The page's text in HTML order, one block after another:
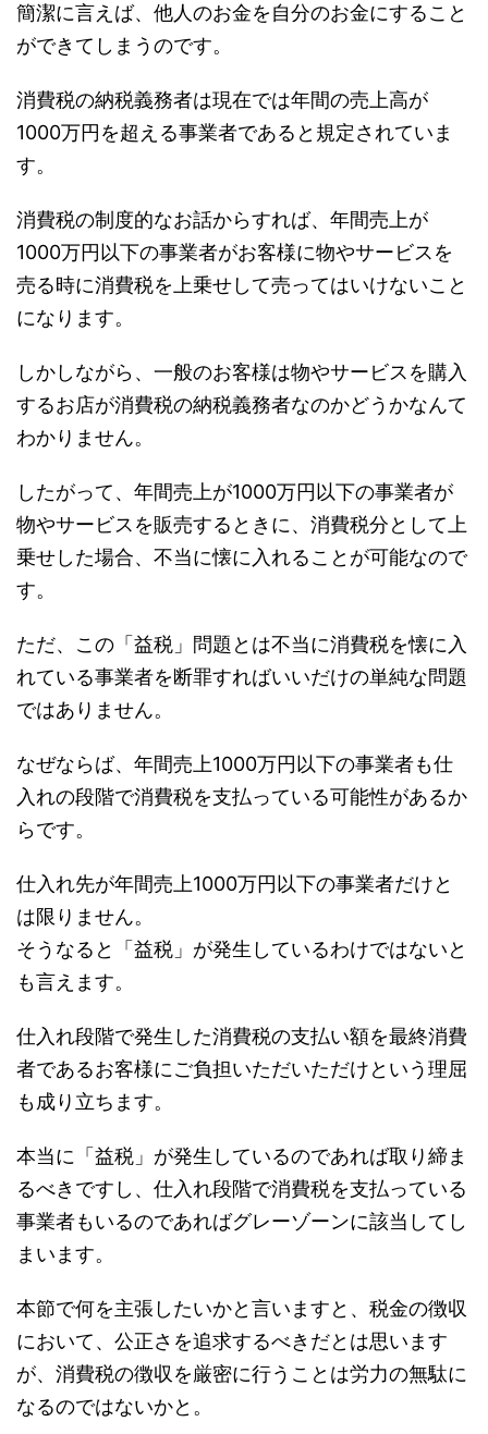
簡潔に言えば、他人のお金を自分のお金にすること
ができてしまうのです。
消費税の納税義務者は現在では年間の売上高が
1000万円を超える事業者であると規定されていま
す。
消費税の制度的なお話からすれば、年間売上が
1000万円以下の事業者がお客様に物やサービスを
売る時に消費税を上乗せして売ってはいけないこと
になります。
しかしながら、一般のお客様は物やサービスを購入
するお店が消費税の納税義務者なのかどうかなんて
わかりません。
したがって、年間売上が1000万円以下の事業者が
物やサービスを販売するときに、消費税分として上
乗せした場合、不当に懐に入れることが可能なので
す。
ただ、この「益税」問題とは不当に消費税を懐に入
れている事業者を断罪すればいいだけの単純な問題
ではありません。
なぜならば、年間売上1000万円以下の事業者も仕
入れの段階で消費税を支払っている可能性があるか
らです。
仕入れ先が年間売上1000万円以下の事業者だけと
は限りません。
そうなると「益税」が発生しているわけではないと
も言えます。
仕入れ段階で発生した消費税の支払い額を最終消費
者であるお客様にご負担いただいただけという理屈
も成り立ちます。
本当に「益税」が発生しているのであれば取り締ま
るべきですし、仕入れ段階で消費税を支払っている
事業者もいるのであればグレーゾーンに該当してし
まいます。
本節で何を主張したいかと言いますと、税金の徴収
において、公正さを追求するべきだとは思います
が、消費税の徴収を厳密に行うことは労力の無駄に
なるのではないかと。